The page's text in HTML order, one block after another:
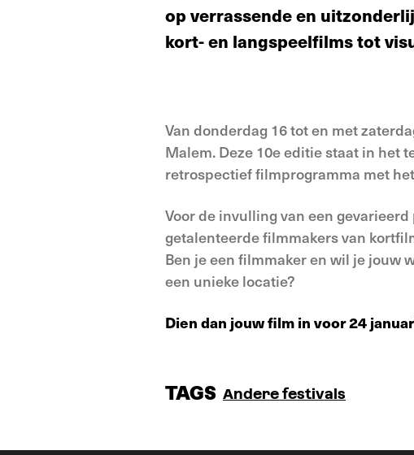
op verrassende en
kort- en langspeelfilms tot
Van donderdag 16 tot en met
Malem. Deze 10e editie staat in het
retrospectief filmprogramma met
Voor de invulling van een
getalenteerde filmmakers van
Ben je een filmmaker en wil je jouw
een unieke locatie?
Dien dan jouw film in voor 24
TAGS Andere festivals